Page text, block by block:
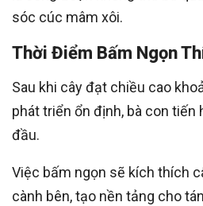
sóc cúc mâm xôi.
Thời Điểm Bấm Ngọn
Sau khi cây đạt chiều cao
phát triển ổn định, bà con tiến
đầu.
Việc bấm ngọn sẽ kích thích
cành bên, tạo nền tảng cho